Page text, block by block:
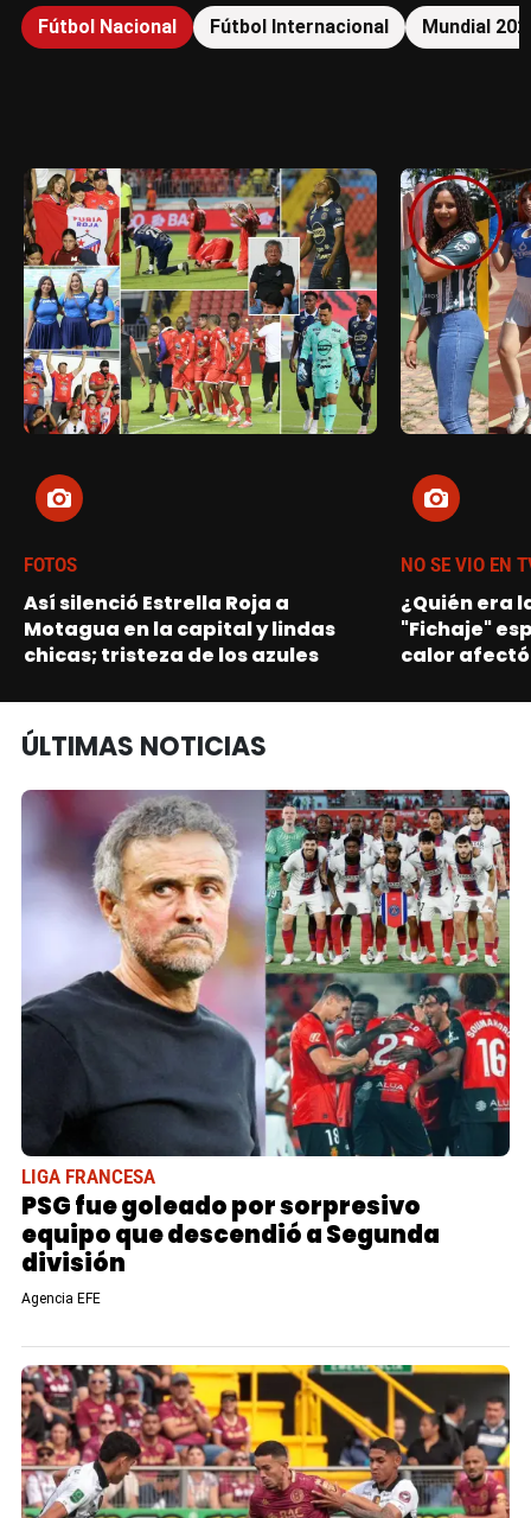
Fútbol Nacional Fútbol Internacional Mundial
FOTOS
Así silenció Estrella Roja a
Motagua en la capital y lindas
chicas; tristeza de los azules
NO SE VIO EN
¿Quién era
"Fichaje"
calor
ÚLTIMAS NOTICIAS
LIGA FRANCESA
PSG fue goleado por sorpresivo
equipo que descendió a Segunda
división
Agencia EFE